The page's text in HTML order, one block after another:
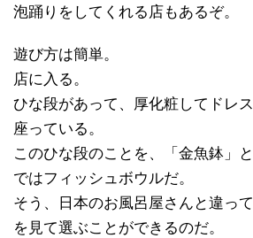
泡踊りをしてくれる店もあるぞ。
遊び方は簡単。
店に入る。
ひな段があって、厚化粧してドレ
座っている。
このひな段のことを、「金魚鉢」
ではフィッシュボウルだ。
そう、日本のお風呂屋さんと違っ
を見て選ぶことができるのだ。